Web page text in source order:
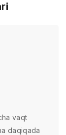
vaqt
daqiqada